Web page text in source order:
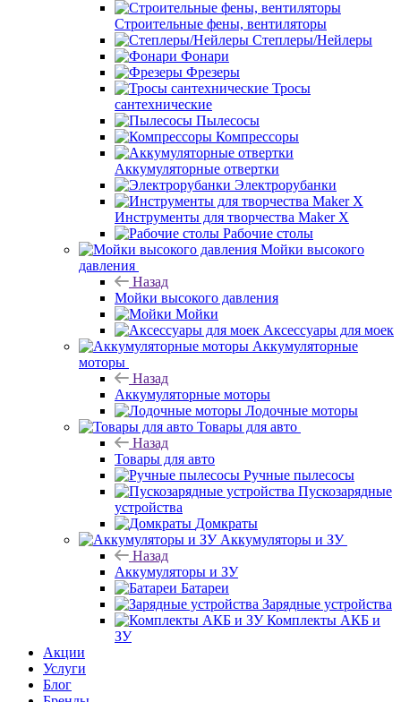
Строительные фены, вентиляторы
Степлеры/Нейлеры
Фонари
Фрезеры
Тросы
сантехнические
Пылесосы
Компрессоры
Аккумуляторные отвертки
Электрорубанки
Инструменты для творчества Maker X
Рабочие столы
Мойки высокого
давления
Назад
Мойки высокого давления
Мойки
Аксессуары для моек
Аккумуляторные
моторы
Назад
Аккумуляторные моторы
Лодочные моторы
Товары для авто
Назад
Товары для авто
Ручные пылесосы
Пускозарядные
устройства
Домкраты
Аккумуляторы и ЗУ
Назад
Аккумуляторы и ЗУ
Батареи
Зарядные устройства
Комплекты АКБ и
ЗУ
Акции
Услуги
Блог